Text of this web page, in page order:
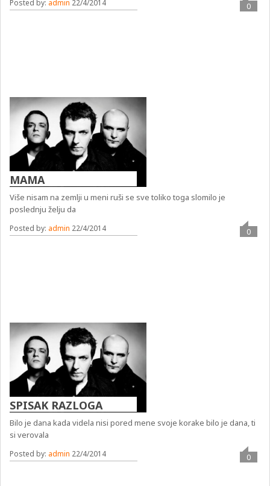
Posted by: admin 22/4/2014 0
MAMA
Više nisam na zemlji u meni ruši se sve toliko toga slomilo je
poslednju želju da
Posted by: admin 22/4/2014 0
SPISAK RAZLOGA
Bilo je dana kada videla nisi pored mene svoje korake bilo je dana, ti
si verovala
Posted by: admin 22/4/2014 0